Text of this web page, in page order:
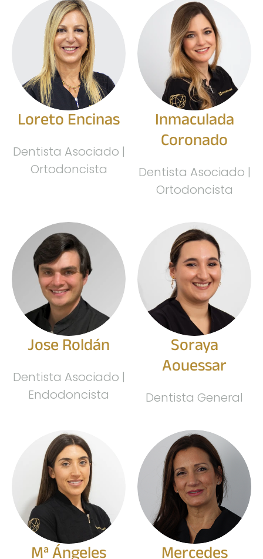
Loreto Encinas
Dentista Asociado |
Ortodoncista
Inmaculada
Coronado
Dentista Asociado |
Ortodoncista
Jose Roldán
Dentista Asociado |
Endodoncista
Soraya
Aouessar
Dentista General